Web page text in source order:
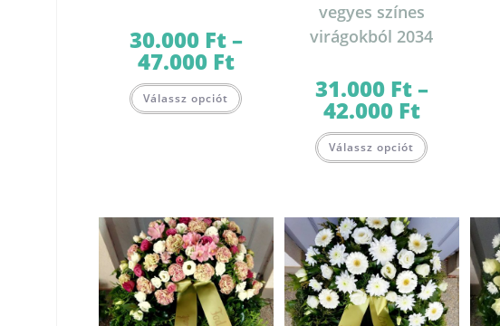
30.000 Ft–
47.000 FtÁrtartomány:
30.000 Ft
-
47.000 Ft
Válassz opciót a
választhatók
ki
vegyes színes
virágokból 2034
31.000 Ft–
42.000 FtÁrtartomány:
31.000 Ft
-
42.000 Ft
Válassz opciót a
A
változatok
a
ki